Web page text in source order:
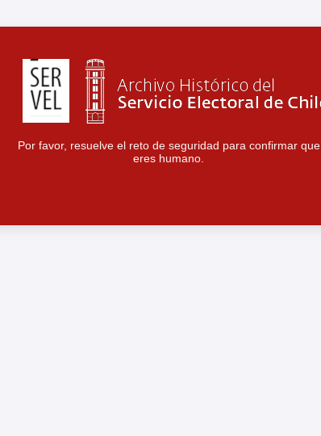
Por favor, resuelve el reto de seguridad para confirmar que
eres humano.